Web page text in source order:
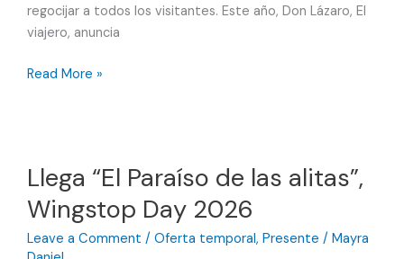
regocijar a todos los visitantes. Este año, Don Lázaro, El
viajero, anuncia
Comienza
en
nogada
Don
Read More »
Llega “El Paraíso de las alitas”,
Wingstop Day 2026
Leave a Comment / Oferta temporal, Presente / Mayra